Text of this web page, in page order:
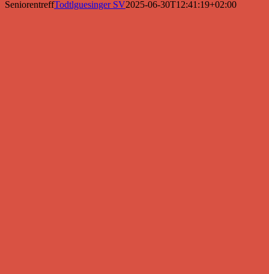
SeniorentreffTodtlguesinger SV2025-06-30T12:41:19+02:00